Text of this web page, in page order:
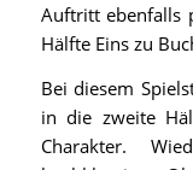
Auftritt ebenfalls
Hälfte Eins zu
Bei diesem
in die zweite
Charakter.